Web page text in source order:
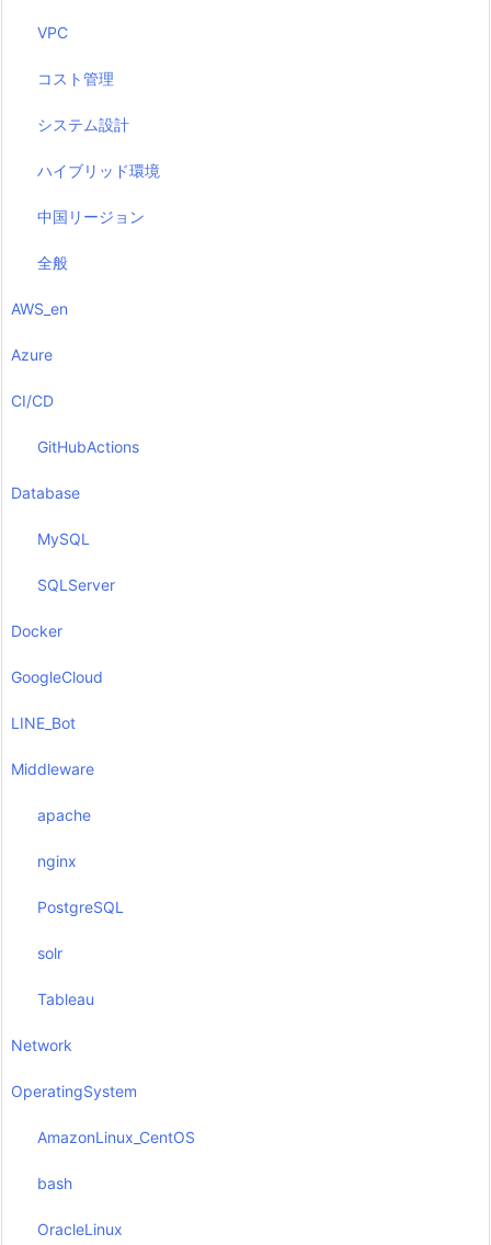
VPC
コスト管理
システム設計
ハイブリッド環境
中国リージョン
全般
AWS_en
Azure
CI/CD
GitHubActions
Database
MySQL
SQLServer
Docker
GoogleCloud
LINE_Bot
Middleware
apache
nginx
PostgreSQL
solr
Tableau
Network
OperatingSystem
AmazonLinux_CentOS
bash
OracleLinux